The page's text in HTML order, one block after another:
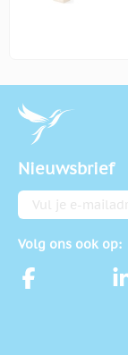
Nieuwsbrief
E-mailadres
Volg ons ook op: